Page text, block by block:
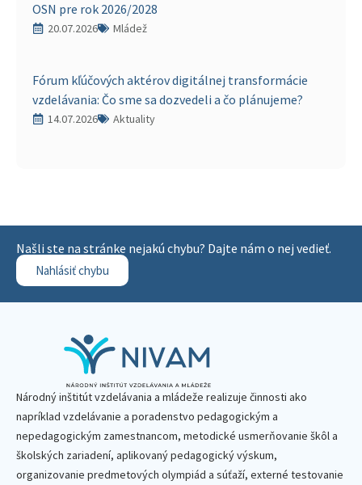
OSN pre rok 2026/2028
20.07.2026 Mládež
Fórum kľúčových aktérov digitálnej transformácie
vzdelávania: Čo sme sa dozvedeli a čo plánujeme?
14.07.2026 Aktuality
Našli ste na stránke nejakú chybu? Dajte nám o nej vedieť.
Nahlásiť chybu
Národný inštitút vzdelávania a mládeže realizuje činnosti ako
napríklad vzdelávanie a poradenstvo pedagogickým a
nepedagogickým zamestnancom, metodické usmerňovanie škôl a
školských zariadení, aplikovaný pedagogický výskum,
organizovanie predmetových olympiád a súťaží, externé testovanie